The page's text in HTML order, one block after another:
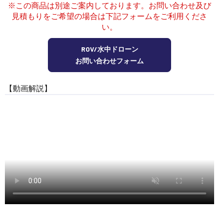
SEKIDO
コーポレートサイト
※この商品は別途ご案内しております。お問い合わせ及び
見積もりをご希望の場合は下記フォームをご利用くださ
い。
ROV/水中ドローン
お問い合わせフォーム
【動画解説】